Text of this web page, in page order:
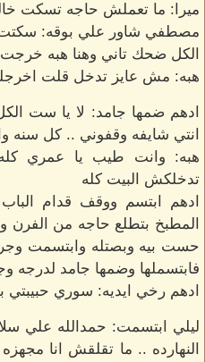
ميرا: ما تعملش حاجه تسكت
مصطفي شاور علي بوقه:
الكل ضحك تاني وهنا هبه
هبه: مش عايز تدخل قلت
ادهم ضمها جامد: لا يا ست
انتي شايفه وقفوني .. كل سنه
هبه: وانت طيب يا عمري
تدخلكش البيت كله
ادهم ابتسم ووقف قدام
المطبخ بتطلع حاجه من الفرن
حست بيه وبصتله وابتسمت
فابتسملها وضمها جامد لدرجه
ادهم رخي ايديه: سوري
ليلي ابتسمت: حمدالله علي
النهارده .. ما تقلقش انا